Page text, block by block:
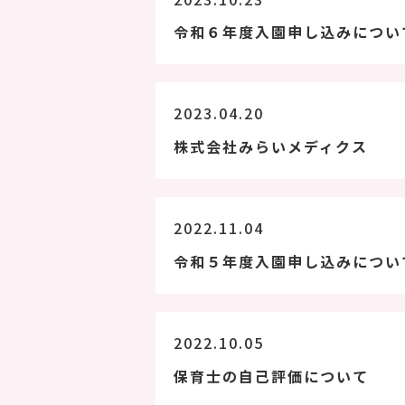
令和６年度入園申し込みにつ
2023.04.20
株式会社みらいメディクス
2022.11.04
令和５年度入園申し込みにつ
2022.10.05
保育士の自己評価について